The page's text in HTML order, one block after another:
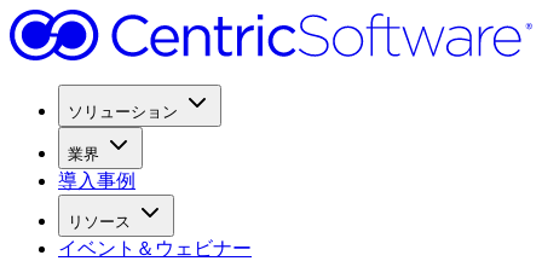
ソリューション
業界
導入事例
リソース
イベント＆ウェビナー